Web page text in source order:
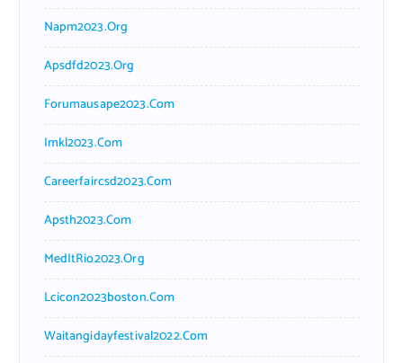
Napm2023.org
Apsdfd2023.org
Forumausape2023.com
Imkl2023.com
Careerfaircsd2023.com
Apsth2023.com
MedItRio2023.org
Lcicon2023boston.com
Waitangidayfestival2022.com